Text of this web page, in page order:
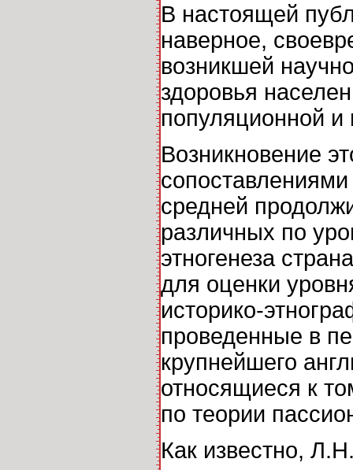
В настоящей
наверное,
возникшей
здоровья
популяционной и
Возникновение
средней
различных по
этногенеза
для оценки
историко-
проведенные в
крупнейшего
относящиеся к
по теории
Как известно,